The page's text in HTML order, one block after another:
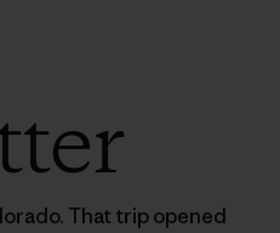
That trip opened